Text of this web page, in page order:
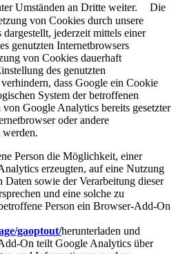
Umständen an Dritte weiter. Die
von Cookies durch unsere
jederzeit mittels einer
genutzten Internetbrowsers
von Cookies dauerhaft
des genutzten
dass Google ein Cookie
System der betroffenen
Google Analytics bereits gesetzter
oder andere
werden.
Person die Möglichkeit, einer
erzeugten, auf eine Nutzung
Daten sowie der Verarbeitung dieser
und eine solche zu
Person ein Browser-Add-On
gaoptout/herunterladen und
On teilt Google Analytics über